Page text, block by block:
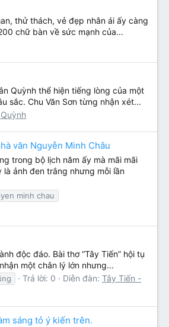
thử thách, vẻ đẹp nhân ái ấy càng
chữ bàn về sức mạnh của...
Quỳnh thể hiện tiếng lòng của một
sắc. Chu Văn Sơn từng nhận xét...
văn Nguyễn Minh Châu
trong bộ lịch năm ấy mà mãi mãi
ảnh đen trắng nhưng mỗi lần
minh chau
độc đáo. Bài thơ “Tây Tiến” hội tụ
một chân lý lớn nhưng...
Trả lời: 0 Diễn đàn: Tây Tiến -
sáng tỏ ý kiến trên.